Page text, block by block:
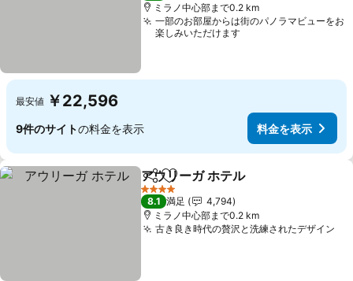
ミラノ中心部まで0.2 km
一部のお部屋からは街のパノラマビューをお
楽しみいただけます
最安値 ￥22,596
9件のサイトの料金を表示 料金を表示
シェアお気に入りに追加
アウリーガ ホテル
4 ホテルのランク
8.1 満足
4,794
ミラノ中心部まで0.2 km
古き良き時代の贅沢と洗練されたデザイン